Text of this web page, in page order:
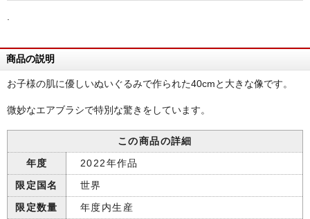
商品の説明
お子様の肌に優しいぬいぐるみで作られた40cmと大きな像です。
微妙なエアブラシで特別な驚きをしています。
この商品の詳細
年度
2022年作品
限定国名
世界
限定数量
年度内生産